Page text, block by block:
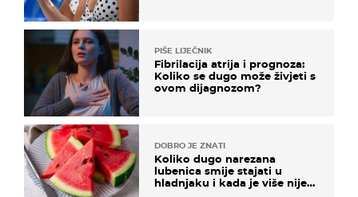
PIŠE LIJEČNIK
Fibrilacija atrija i prognoza:
Koliko se dugo može živjeti s
ovom dijagnozom?
DOBRO JE ZNATI
Koliko dugo narezana
lubenica smije stajati u
hladnjaku i kada je više nije